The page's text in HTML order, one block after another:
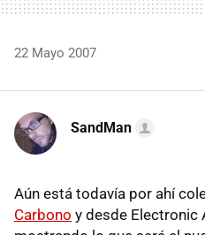
22 Mayo 2007
SandMan
Aún está todavía por ahí
Carbono y desde Electronic